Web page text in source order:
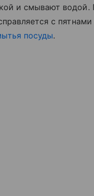
и смывают
с пятнами
посуды.